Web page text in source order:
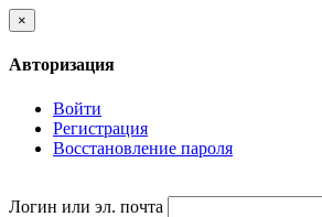
×
Авторизация
Войти
Регистрация
Восстановление пароля
Логин или эл. почта